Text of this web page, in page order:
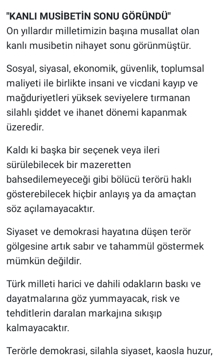
"KANLI MUSİBETİN SONU GÖRÜNDÜ"
On yıllardır milletimizin başına musallat olan
kanlı musibetin nihayet sonu görünmüştür.
Sosyal, siyasal, ekonomik, güvenlik, toplumsal
maliyeti ile birlikte insani ve vicdani kayıp ve
mağduriyetleri yüksek seviyelere tırmanan
silahlı şiddet ve ihanet dönemi kapanmak
üzeredir.
Kaldı ki başka bir seçenek veya ileri
sürülebilecek bir mazeretten
bahsedilemeyeceği gibi bölücü terörü haklı
gösterebilecek hiçbir anlayış ya da amaçtan
söz açılamayacaktır.
Siyaset ve demokrasi hayatına düşen terör
gölgesine artık sabır ve tahammül göstermek
mümkün değildir.
Türk milleti harici ve dahili odakların baskı ve
dayatmalarına göz yummayacak, risk ve
tehditlerin daralan markajına sıkışıp
kalmayacaktır.
Terörle demokrasi, silahla siyaset, kaosla huzur,
Sağlık
Spor
Teknoloji
Türkiye'nin Geleceği
Türkiye'nin Gündemi
Yerel Gündem
Yerel Yaşam